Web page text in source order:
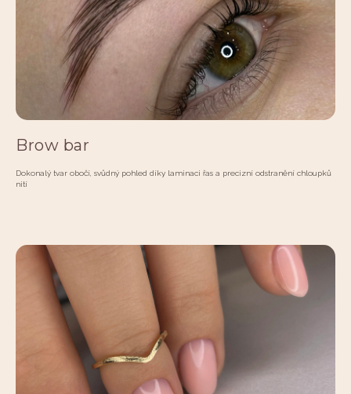
Brow bar
Dokonalý tvar obočí, svůdný pohled díky laminaci řas a precizní odstranění chloupků
nití